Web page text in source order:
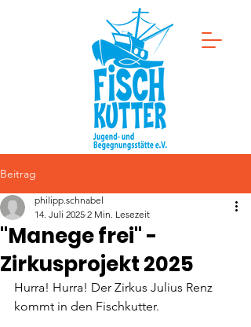
Beitrag
"Manege frei" -
Zirkusprojekt 2025
philipp.schnabel
14. Juli 2025 2 Min. Lesezeit
Hurra! Hurra! Der Zirkus Julius Renz
kommt in den Fischkutter.